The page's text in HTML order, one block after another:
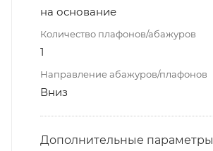
на основание
Количество плафонов/абажуров
1
Направление абажуров/плафонов
Вниз
Дополнительные параметры